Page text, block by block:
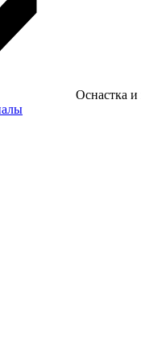
Оснастка и